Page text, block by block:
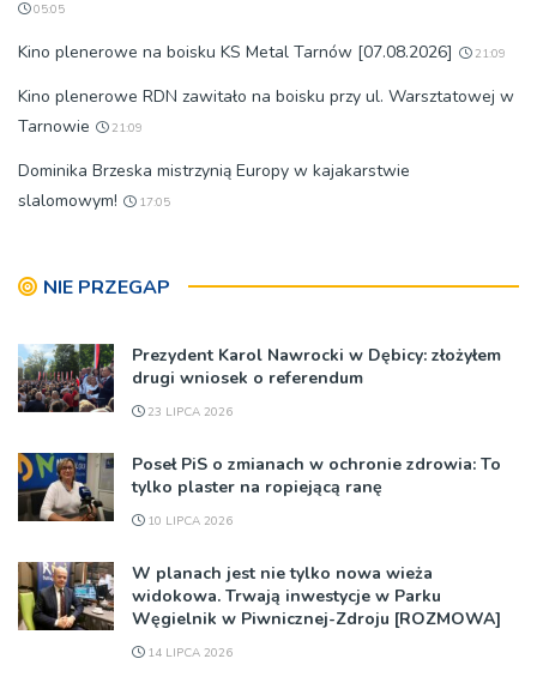
05:05
Kino plenerowe na boisku KS Metal Tarnów [07.08.2026] 21:09
Kino plenerowe RDN zawitało na boisku przy ul. Warsztatowej w
Tarnowie
21:09
Dominika Brzeska mistrzynią Europy w kajakarstwie
slalomowym!
17:05
NIE PRZEGAP
Prezydent Karol Nawrocki w Dębicy: złożyłem
drugi wniosek o referendum
23 LIPCA 2026
Poseł PiS o zmianach w ochronie zdrowia: To
tylko plaster na ropiejącą ranę
10 LIPCA 2026
W planach jest nie tylko nowa wieża
widokowa. Trwają inwestycje w Parku
Węgielnik w Piwnicznej-Zdroju [ROZMOWA]
14 LIPCA 2026